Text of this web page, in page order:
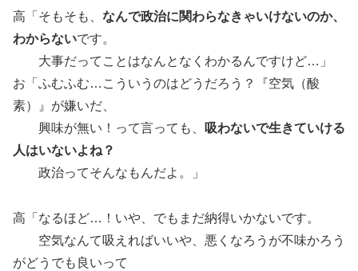
高「そもそも、 なんで政治に関わらなきゃいけないのか、
わからないです。
大事だってことはなんとなくわかるんですけど…」
お「ふむふむ…こういうのはどうだろう？『空気（酸
素）』が嫌いだ、
興味が無い！って言っても、 吸わないで生きていける
人はいないよね？
政治ってそんなもんだよ。」
高「なるほど…！いや、でもまだ納得いかないです。
空気なんて吸えればいいや、悪くなろうが不味かろう
がどうでも良いって